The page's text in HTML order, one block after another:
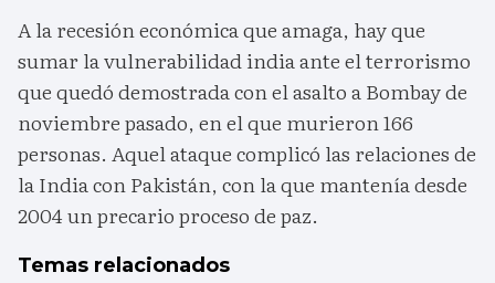
A la recesión económica que amaga, hay que
sumar la vulnerabilidad india ante el terrorismo
que quedó demostrada con el asalto a Bombay de
noviembre pasado, en el que murieron 166
personas. Aquel ataque complicó las relaciones de
la India con Pakistán, con la que mantenía desde
2004 un precario proceso de paz.
Temas relacionados